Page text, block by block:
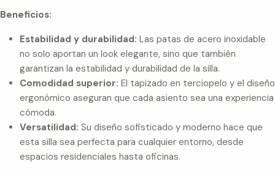
Beneficios:
Estabilidad y durabilidad: Las patas de acero inoxidable
no solo aportan un look elegante, sino que también
garantizan la estabilidad y durabilidad de la silla.
Comodidad superior: El tapizado en terciopelo y el diseño
ergonómico aseguran que cada asiento sea una experiencia
cómoda.
Versatilidad: Su diseño sofisticado y moderno hace que
esta silla sea perfecta para cualquier entorno, desde
espacios residenciales hasta oficinas.